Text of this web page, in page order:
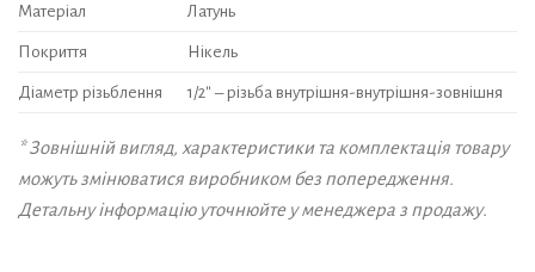
Матеріал Латунь
Покриття Нікель
Діаметр різьблення 1/2″ – різьба внутрішня-внутрішня-зовнішня
* Зовнішній вигляд, характеристики та комплектація товару
можуть змінюватися виробником без попередження.
Детальну інформацію уточнюйте у менеджера з продажу.